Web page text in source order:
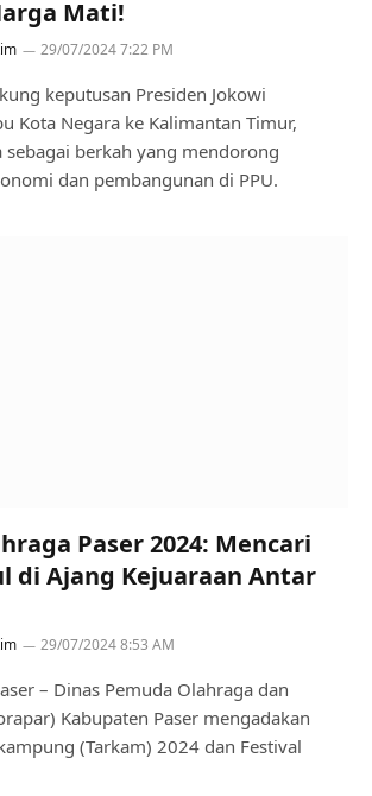
Mati!
29/07/2024 7:22 PM
keputusan Presiden Jokowi
Kota Negara ke Kalimantan Timur,
sebagai berkah yang mendorong
dan pembangunan di PPU.
Paser 2024: Mencari
di Ajang Kejuaraan Antar
29/07/2024 8:53 AM
– Dinas Pemuda Olahraga dan
Kabupaten Paser mengadakan
(Tarkam) 2024 dan Festival